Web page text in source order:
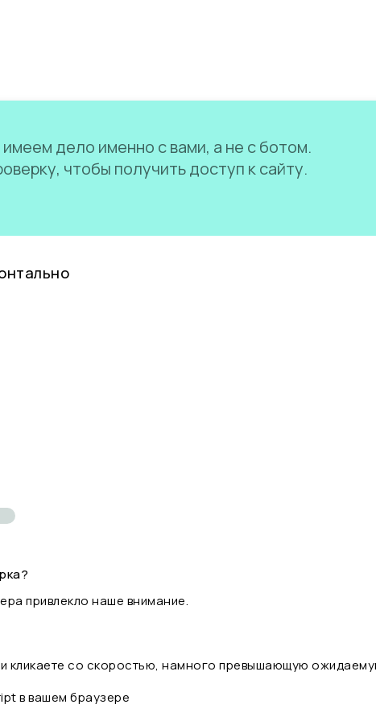
дело именно с вами, а не с ботом.
чтобы получить доступ к сайту.
привлекло наше внимание.
кликаете со скоростью, намного превышающую
в вашем браузере